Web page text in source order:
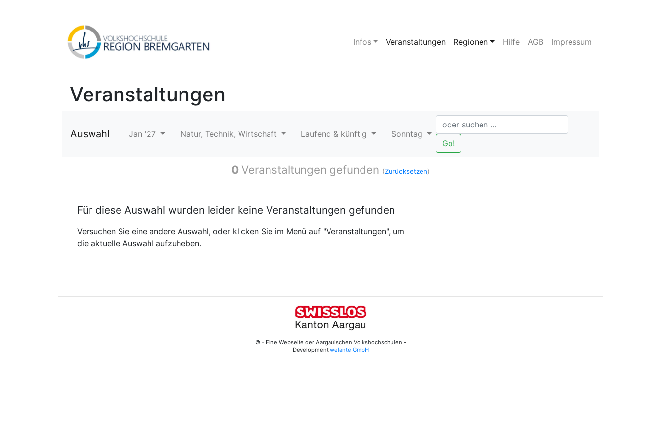
Infos Veranstaltungen Regionen Hilfe AGB Impressum
Veranstaltungen
Auswahl Jan '27 Natur, Technik, Wirtschaft Laufend & künftig
Sonntag
Go!
0 Veranstaltungen gefunden (Zurücksetzen)
Für diese Auswahl wurden leider keine Veranstaltungen gefunden
Versuchen Sie eine andere Auswahl, oder klicken Sie im Menü auf "Veranstaltungen", um
die aktuelle Auswahl aufzuheben.
© - Eine Webseite der Aargauischen Volkshochschulen -
Development welante GmbH